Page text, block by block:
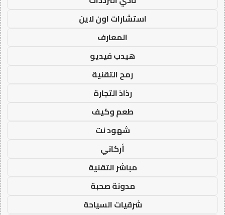
استشارات اون لاين
المعارف
هيدب فيديو
رمح التقنية
رذاذ التجارة
طعم وكيف
شهود نت
أركاني
مباشر التقنية
مدونة صحبة
شرقيات السياحة